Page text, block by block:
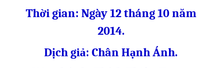
Thời gian: Ngày 12 tháng 10 năm
2014.
Dịch giả: Chân Hạnh Ánh.